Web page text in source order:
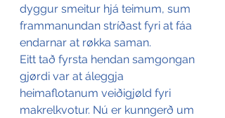
dyggur smeitur hjá teimum, sum
frammanundan stríðast fyri at fáa
endarnar at røkka saman.
Eitt tað fyrsta hendan samgongan
gjørdi var at áleggja
heimaflotanum veiðigjøld fyri
makrelkvotur. Nú er kunngerð um